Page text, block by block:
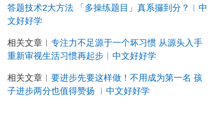
答题技术2大方法 「多操练题目」真系攞到分？︳中
文好好学
相关文章︳ 专注力不足源于一个坏习惯 从源头入手
重新审视生活习惯再起步︳中文好好学
相关文章︳ 要进步先要这样做！不用成为第一名 孩
子进步两分也值得赞扬 ︳中文好好学